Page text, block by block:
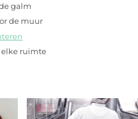
galm
de muur
elke ruimte